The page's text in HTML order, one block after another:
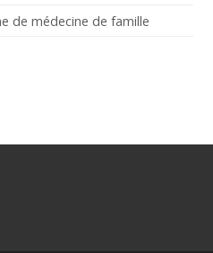
de médecine de famille